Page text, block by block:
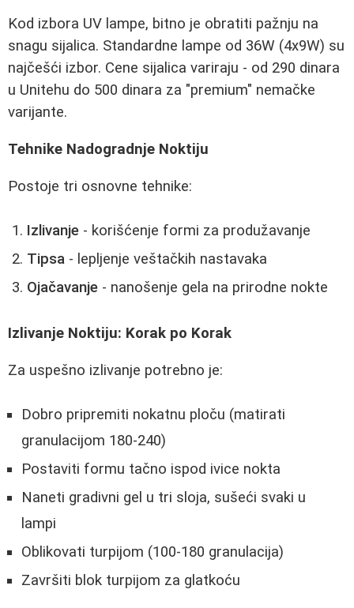
Kod izbora UV lampe, bitno je obratiti pažnju na
snagu sijalica. Standardne lampe od 36W (4x9W) su
najčešći izbor. Cene sijalica variraju - od 290 dinara
u Unitehu do 500 dinara za "premium" nemačke
varijante.
Tehnike Nadogradnje Noktiju
Postoje tri osnovne tehnike:
Izlivanje - korišćenje formi za produžavanje
Tipsa - lepljenje veštačkih nastavaka
Ojačavanje - nanošenje gela na prirodne nokte
Izlivanje Noktiju: Korak po Korak
Za uspešno izlivanje potrebno je:
Dobro pripremiti nokatnu ploču (matirati
granulacijom 180-240)
Postaviti formu tačno ispod ivice nokta
Naneti gradivni gel u tri sloja, sušeći svaki u
lampi
Oblikovati turpijom (100-180 granulacija)
Završiti blok turpijom za glatkoću